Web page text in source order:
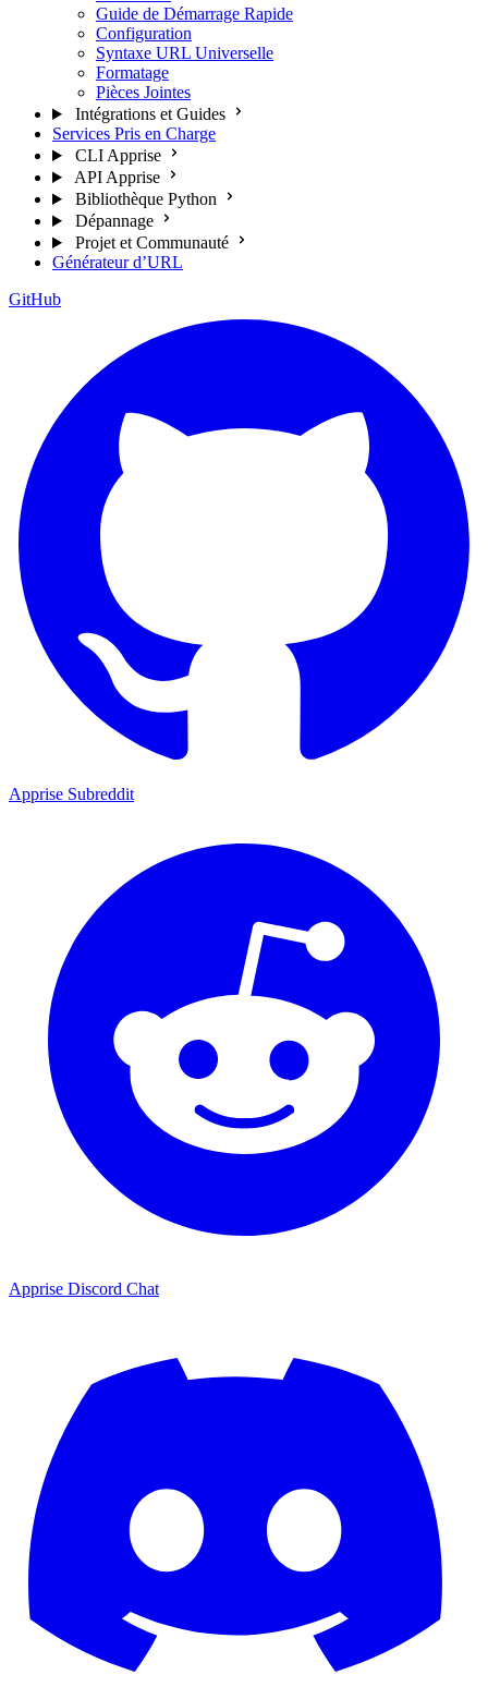
Guide de Démarrage Rapide
Configuration
Syntaxe URL Universelle
Formatage
Pièces Jointes
Intégrations et Guides
Services Pris en Charge
CLI Apprise
API Apprise
Bibliothèque Python
Dépannage
Projet et Communauté
Générateur d’URL
GitHub
Apprise Subreddit
Apprise Discord Chat